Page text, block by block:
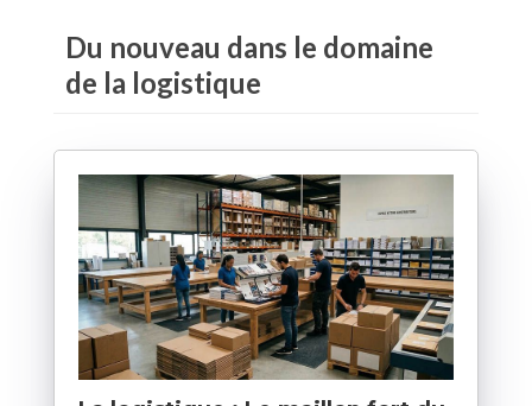
Du nouveau dans le domaine
de la logistique